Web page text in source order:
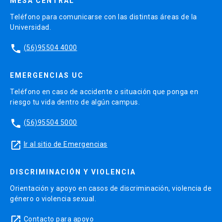
Teléfono para comunicarse con las distintas áreas de la
Universidad.
phone (56)95504 4000
EMERGENCIAS UC
Teléfono en caso de accidente o situación que ponga en
riesgo tu vida dentro de algún campus.
phone (56)95504 5000
launch Ir al sitio de Emergencias
DISCRIMINACIÓN Y VIOLENCIA
Orientación y apoyo en casos de discriminación, violencia de
género o violencia sexual.
Contacto para apoyo